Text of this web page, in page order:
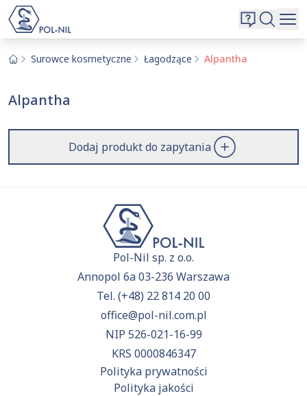
Kontakt
Surowce kosmetyczne Łagodzące Alpantha
Alpantha
Dodaj produkt do zapytania
Pol-Nil sp. z o.o.
Annopol 6a 03-236 Warszawa
Tel. (+48) 22 814 20 00
office@pol-nil.com.pl
NIP 526-021-16-99
KRS 0000846347
Polityka prywatności
Polityka jakości
Wybrane surowce i substancje
Przejdź doofertyi dodaj surowce, o których chcesz
dowiedzieć się więcej.
Wyszukiwarka
Szukaj